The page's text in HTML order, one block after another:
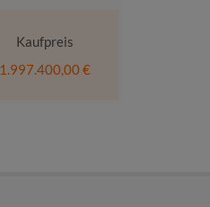
Kaufpreis
1.997.400,00 €